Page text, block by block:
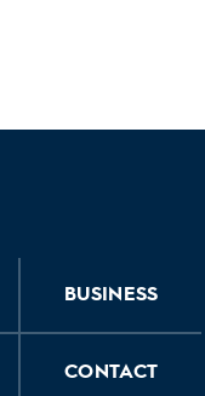
BUSINESS
CONTACT